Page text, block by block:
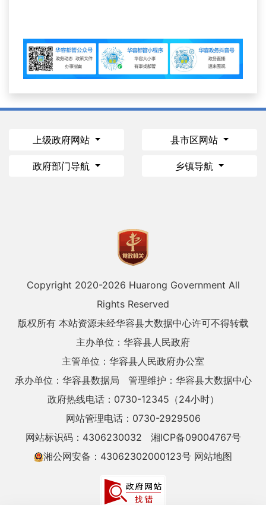
上级政府网站 县市区网站
政府部门导航 乡镇导航
Copyright 2020-2026 Huarong Government All
Rights Reserved
版权所有 本站资源未经华容县大数据中心许可不得转载
主办单位：华容县人民政府
主管单位：华容县人民政府办公室
承办单位：华容县数据局
管理维护：华容县大数据中心
政府热线电话：0730-12345（24小时）
网站管理电话：0730-2929506
网站标识码：4306230032
湘ICP备09004767号
湘公网安备：43062302000123号 网站地图